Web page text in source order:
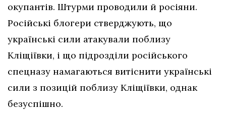
окупантів. Штурми проводили й росіяни.
Російські блогери стверджують, що
українські сили атакували поблизу
Кліщіївки, і що підрозділи російського
спецназу намагаються витіснити українські
сили з позицій поблизу Кліщіївки, однак
безуспішно.